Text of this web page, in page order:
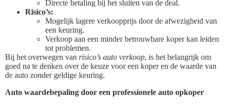
Directe betaling bij het sluiten van de deal.
Risico’s:
Mogelijk lagere verkoopprijs door de afwezigheid van
een keuring.
Verkoop aan een minder betrouwbare koper kan leiden
tot problemen.
Bij het overwegen van risico’s auto verkoop, is het belangrijk om
goed na te denken over de keuze voor een koper en de waarde van
de auto zonder geldige keuring.
Auto waardebepaling door een professionele auto opkoper